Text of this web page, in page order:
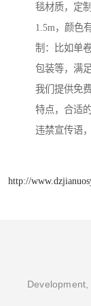
毯材质，定
1.5m，颜色
制：比如单
包装等，满
我们提供免
特点，合适
违禁宣传语
http://